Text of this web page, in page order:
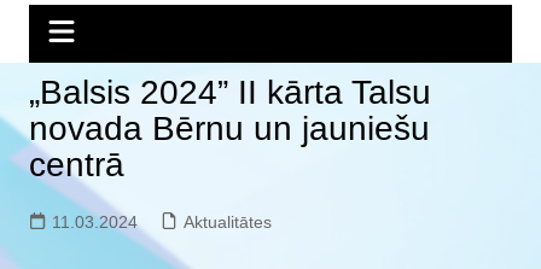
„Balsis 2024” II kārta Talsu
novada Bērnu un jauniešu
centrā
11.03.2024 Aktualitātes